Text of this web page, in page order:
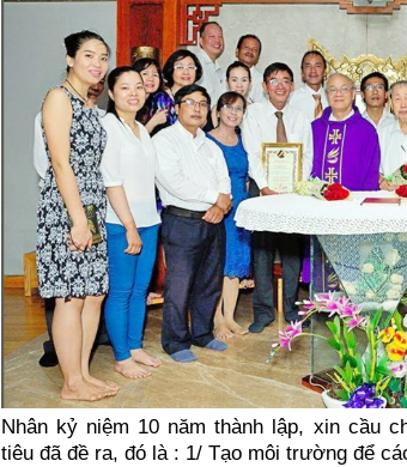
Nhân kỷ niệm 10 năm thành lập, xin cầu
tiêu đã đề ra, đó là : 1/ Tạo môi trường để